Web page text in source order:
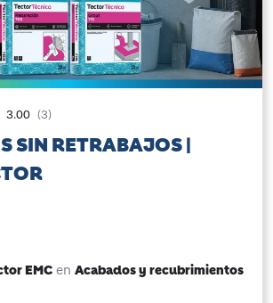
3.00 (3)
SIN RETRABAJOS |
EMC en Acabados y recubrimientos